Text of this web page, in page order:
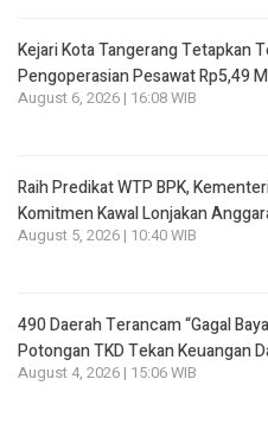
Kejari Kota Tangerang Tetapkan
Pengoperasian Pesawat Rp5,49
August 6, 2026 | 16:08 WIB
Raih Predikat WTP BPK,
Komitmen Kawal Lonjakan
August 5, 2026 | 10:40 WIB
490 Daerah Terancam “Gagal
Potongan TKD Tekan Keuangan
August 4, 2026 | 15:06 WIB